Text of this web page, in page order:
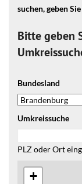
suchen, geben
Bitte geben
Bundesland
Umkreissuche
PLZ oder Ort
+